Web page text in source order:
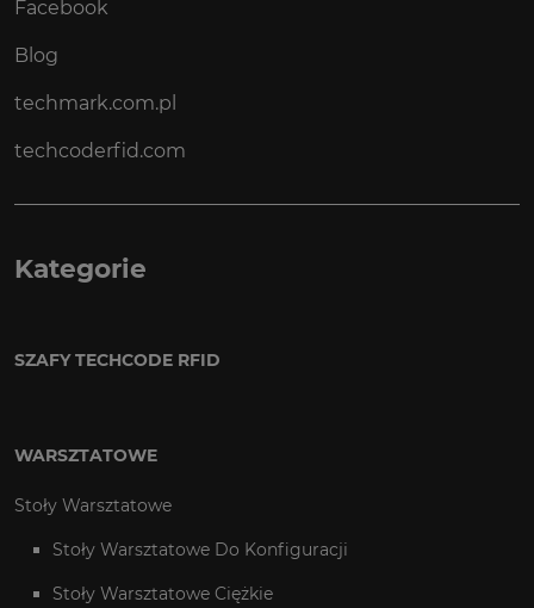
Facebook
Blog
techmark.com.pl
techcoderfid.com
Kategorie
SZAFY TECHCODE RFID
WARSZTATOWE
Stoły Warsztatowe
Stoły Warsztatowe Do Konfiguracji
Stoły Warsztatowe Ciężkie